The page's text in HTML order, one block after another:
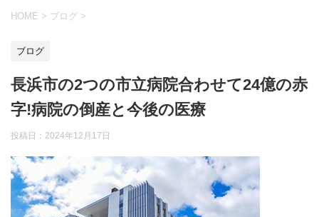
HOME > ブログ >
ブログ
長浜市の2つの市立病院合わせて24億の赤
字!病院の倒産と今後の医療
投稿日： 2024年12月17日